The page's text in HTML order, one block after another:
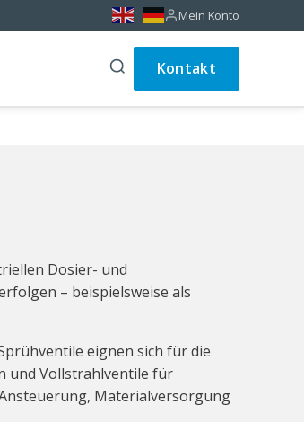
Mein Konto
Kontakt
Dosier- und
– beispielsweise als
eignen sich für die
und Vollstrahlventile für
Materialversorgung